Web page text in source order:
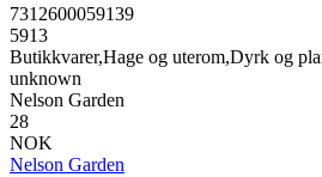
7312600059139
5913
Butikkvarer,Hage og uterom,Dyrk og
unknown
Nelson Garden
28
NOK
Nelson Garden